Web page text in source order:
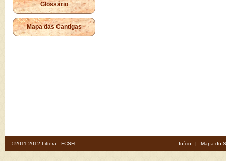
Glossário
Mapa das Cantigas
©2011-2012 Littera - FCSH Início | Mapa do